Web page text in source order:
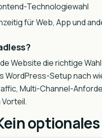
Technologiewahl
für Web, App und
Website die richtige
WordPress-Setup nach
Multi-Channel-